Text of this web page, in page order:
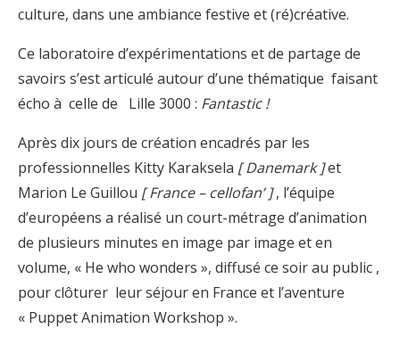
culture, dans une ambiance festive et (ré)créative.
Ce laboratoire d’expérimentations et de partage de
savoirs s’est articulé autour d’une thématique faisant
écho à celle de Lille 3000 : Fantastic !
Après dix jours de création encadrés par les
professionnelles Kitty Karaksela [ Danemark ]et
Marion Le Guillou [ France – cellofan’ ], l’équipe
d’européens a réalisé un court-métrage d’animation
de plusieurs minutes en image par image et en
volume, « He who wonders », diffusé ce soir au public ,
pour clôturer leur séjour en France et l’aventure
« Puppet Animation Workshop ».